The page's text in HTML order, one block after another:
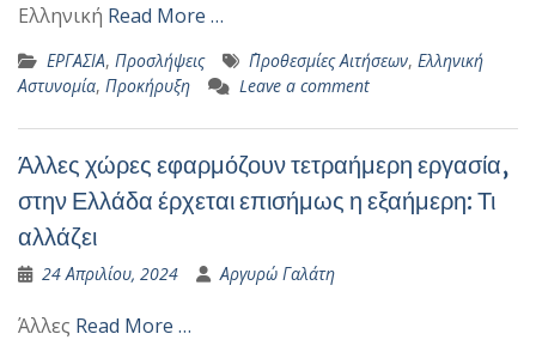
Ελληνική Read More …
ΕΡΓΑΣΙΑ, Προσλήψεις ΄Προθεσμίες Αιτήσεων, Ελληνική
Αστυνομία, Προκήρυξη Leave a comment
Άλλες χώρες εφαρμόζουν τετραήμερη εργασία,
στην Ελλάδα έρχεται επισήμως η εξαήμερη: Τι
αλλάζει
24 Απριλίου, 2024 Αργυρώ Γαλάτη
Άλλες Read More …